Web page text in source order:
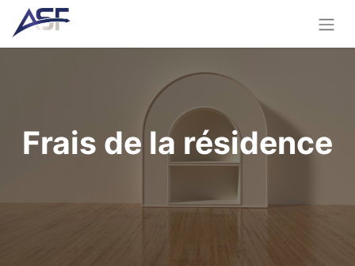
Frais de la résidence